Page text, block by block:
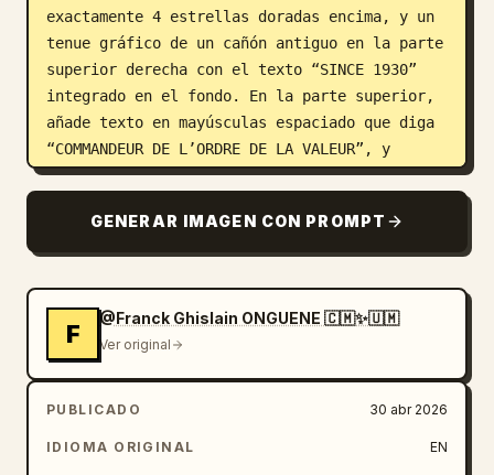
exactamente 4 estrellas doradas encima, y un
tenue gráfico de un cañón antiguo en la parte
superior derecha con el texto “SINCE 1930”
integrado en el fondo. En la parte superior,
añade texto en mayúsculas espaciado que diga
“COMMANDEUR DE L’ORDRE DE LA VALEUR”, y
coloca un pequeño escudo del club centrado
sobre él. A través del torso del jugador,
crea una jerarquía tipográfica audaz: un
que diga “Christian”, un apellido enorme en
mayúsculas blancas desgastadas que diga
“KOFANE”, debajo un texto más pequeño en
mayúsculas blancas “SIGNE AU”, luego un texto
muy grande en mayúsculas rojas “CANON”, y
después un texto más pequeño en mayúsculas
GENERAR IMAGEN CON PROMPT
F
@Franck Ghislain ONGUENE 🇨🇲✨🇺🇲
Ver original
PUBLICADO 30 abr 2026
IDIOMA ORIGINAL EN